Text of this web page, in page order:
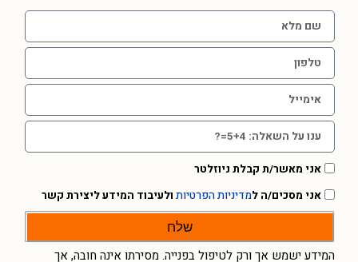
אני מאשר/ת קבלת ניוזלטר
אני מסכים/ה למדיניות הפרטיות ולעיבוד המידע ליצירת קשר
שלח
המידע ישמש אך ורק לטיפול בפנייה. מסירתו אינה חובה, אך